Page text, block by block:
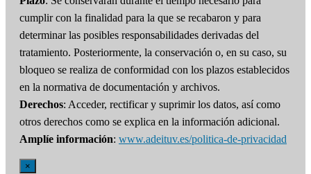
cumplir con la finalidad para la que se recabaron y para
determinar las posibles responsabilidades derivadas del
tratamiento. Posteriormente, la conservación o, en su caso, su
bloqueo se realiza de conformidad con los plazos establecidos
en la normativa de documentación y archivos.
Derechos: Acceder, rectificar y suprimir los datos, así como
otros derechos como se explica en la información adicional.
Amplíe información: www.adeituv.es/politica-de-privacidad
×